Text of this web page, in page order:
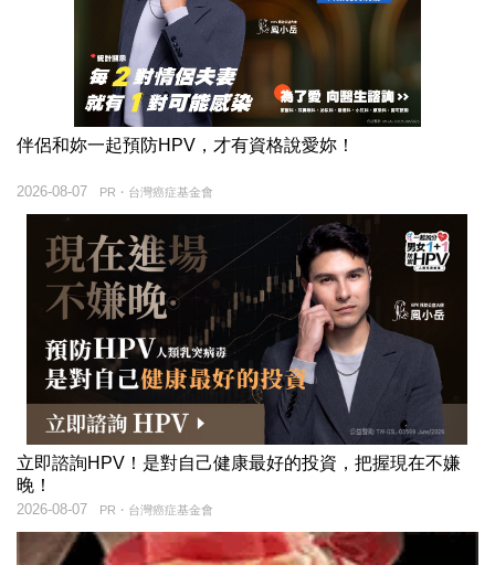
伴侶和妳一起預防HPV，才有資格說愛妳！
PR・台灣癌症基金會
2026-08-07
立即諮詢HPV！是對自己健康最好的投資，把握現在不嫌
晚！
PR・台灣癌症基金會
2026-08-07